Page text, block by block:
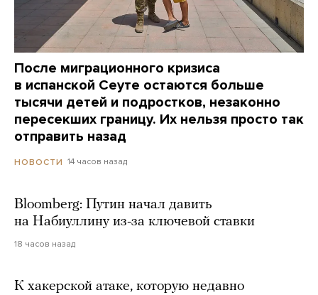
После миграционного кризиса
в испанской Сеуте остаются больше
тысячи детей и подростков, незаконно
пересекших границу. Их нельзя просто так
отправить назад
НОВОСТИ 14 часов назад
Bloomberg: Путин начал давить
на Набиуллину из-за ключевой ставки
18 часов назад
К хакерской атаке, которую недавно